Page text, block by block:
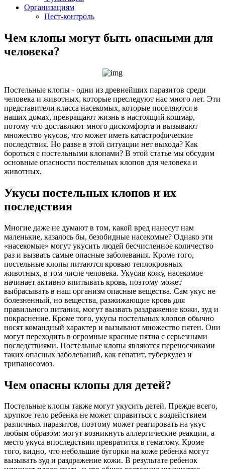
Организациям
Пест-контроль
Чем клопы могут быть опасными для
человека?
Постельные клопы - одни из древнейших паразитов среди
человека и животных, которые преследуют нас много лет. Эти
представители класса насекомых, которые поселяются в
наших домах, превращают жизнь в настоящий кошмар,
потому что доставляют много дискомфорта и вызывают
множество укусов, что может иметь катастрофические
последствия. Но разве в этой ситуации нет выхода? Как
бороться с постельными клопами? В этой статье мы обсудим
основные опасности постельных клопов для человека и
животных.
Укусы постельных клопов и их
последствия
Многие даже не думают в том, какой вред нанесут нам
маленькие, казалось бы, безобидные насекомые? Однако эти
«насекомые» могут укусить людей бесчисленное количество
раз и вызвать самые опасные заболевания. Кроме того,
постельные клопы питаются кровью теплокровных
животных, в том числе человека. Укусив кожу, насекомое
начинает активно впитывать кровь, поэтому может
выбрасывать в наш организм опасные вещества. Сам укус не
болезненный, но вещества, разжижающие кровь для
правильного питания, могут вызвать раздражение кожи, зуд и
покраснение. Кроме того, укусы постельных клопов обычно
носят командный характер и вызывают множество пятен. Они
могут переходить в огромные красные пятна с серьезными
последствиями. Постельные клопы являются переносчиками
таких опасных заболеваний, как гепатит, туберкулез и
трипаносомоз.
Чем опасны клопы для детей?
Постельные клопы также могут укусить детей. Прежде всего,
хрупкое тело ребенка не может справиться с воздействием
различных паразитов, поэтому может реагировать на укус
любым образом: могут возникнуть аллергические реакции, а
место укуса впоследствии превратится в гематому. Кроме
того, видно, что небольшие бугорки на коже ребенка могут
вызывать зуд и раздражение кожи. В результате ребенок